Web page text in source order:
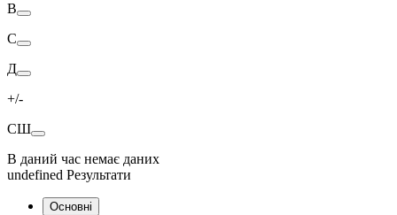
В
С
Д
+/-
СШ
В даний час немає даних
undefined Результати
Основні